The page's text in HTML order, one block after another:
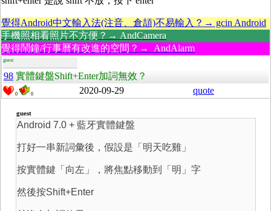
覺得Android中文輸入法(注音、倉頡)不易輸入？→ gcin Android
手機照相看照片不方便？→ AndCamera
覺得鬧鐘/行事曆有改進的空間？→ AndAlarm
guest
98 實體鍵盤Shift+Enter加詞無效？
0 0 2020-09-29 quote
guest
Android 7.0 + 藍牙實體鍵盤
打好一串新詞彙後，假設是「明天吃雞」
按實體鍵「向左」，將焦點移動到「明」字
然後按Shift+Enter